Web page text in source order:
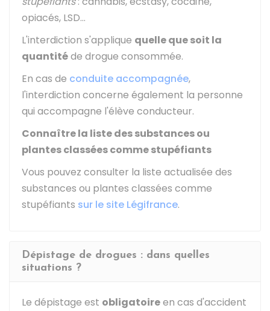
opiacés, LSD…
L'interdiction s'applique quelle que soit la
quantitéde drogue consommée.
En cas de conduite accompagnée,
l'interdiction concerne également la personne
qui accompagne l'élève conducteur.
Connaître la liste des substances ou
plantes classées comme stupéfiants
Vous pouvez consulter la liste actualisée des
substances ou plantes classées comme
stupéfiants sur le site Légifrance.
Dépistage de drogues : dans quelles
situations ?
Le dépistage est obligatoireen cas d'accident